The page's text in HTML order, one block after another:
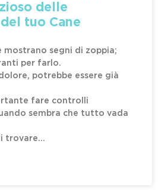
delle
tuo Cane
mostrano segni di zoppia;
per farlo.
potrebbe essere già
fare controlli
sembra che tutto vada
trovare…